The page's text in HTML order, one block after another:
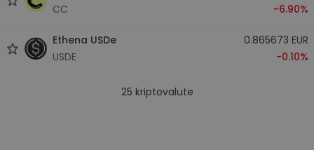
CC
-6.90%
Ethena USDe
USDE
0.865673 EUR
-0.10%
25 kriptovalute